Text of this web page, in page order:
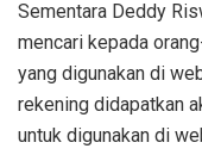
Sementara Deddy
mencari kepada
yang digunakan di
rekening didapatkan
untuk digunakan di